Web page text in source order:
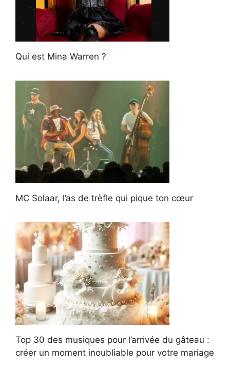
Qui est Mina Warren ?
MC Solaar, l’as de trèfle qui pique ton cœur
Top 30 des musiques pour l’arrivée du gâteau :
créer un moment inoubliable pour votre mariage